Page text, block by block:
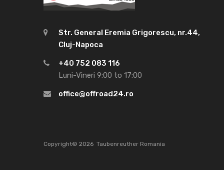
Str. General Eremia Grigorescu, nr.44,
Cluj-Napoca
+40 752 083 116
Luni-Vineri 9:00 to 17:00
office@offroad24.ro
Copyright© 2026 Taubenreuther Romania